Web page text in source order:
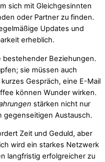
sich mit Gleichgesinnten
oder Partner zu finden.
Updates und
erheblich.
bestehender Beziehungen.
sie müssen auch
Gespräch, eine E-Mail
können Wunder wirken.
stärken nicht nur
gegenseitigen Austausch.
Zeit und Geduld, aber
wird ein starkes Netzwerk
langfristig erfolgreicher zu